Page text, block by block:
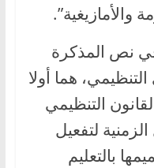
والأمازيغية”.
في نص المذكرة
هما أولا
التنظيمي
لتفعيل
بالتعليم